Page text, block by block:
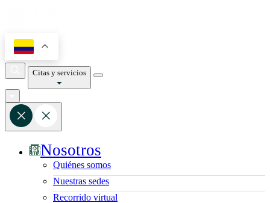
Citas y servicios
Nosotros
Quiénes somos
Nuestras sedes
Recorrido virtual